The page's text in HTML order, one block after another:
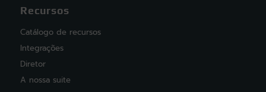
Recursos
Catálogo de recursos
Integrações
Diretor
A nossa suite